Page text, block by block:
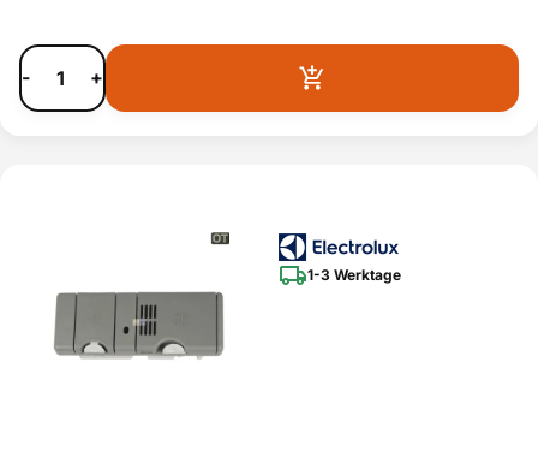
- +
1-3 Werktage